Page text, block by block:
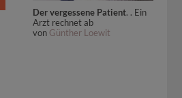
Der vergessene Patient. . Ein
Arzt rechnet ab
von Günther Loewit